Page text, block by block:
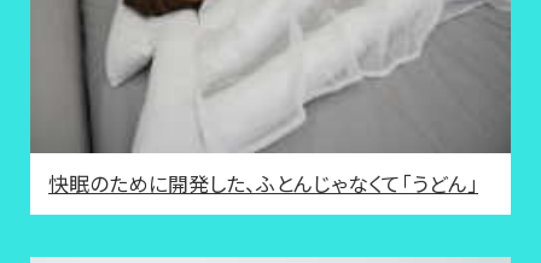
快眠のために開発した、ふとんじゃなくて「うどん」